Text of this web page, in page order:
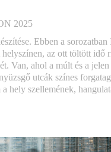
2025
Ebben a sorozatban
az ott töltött idő
Van, ahol a múlt és a
utcák színes
hely szellemének,